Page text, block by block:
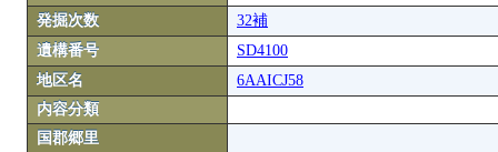
発掘次数
32補
遺構番号
SD4100
地区名
6AAICJ58
内容分類
国郡郷里